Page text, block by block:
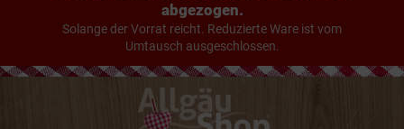
abgezogen.
Solange der Vorrat reicht. Reduzierte Ware ist vom
Umtausch ausgeschlossen.